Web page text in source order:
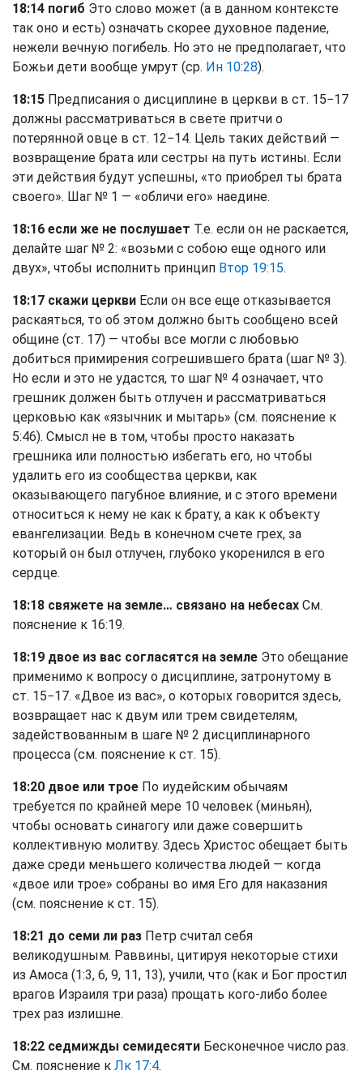
18:14 погиб Это слово может (а в данном контексте
так оно и есть) означать скорее духовное падение,
нежели вечную погибель. Но это не предполагает, что
Божьи дети вообще умрут (ср. Ин 10:28).
18:15 Предписания о дисциплине в церкви в ст. 15−17
должны рассматриваться в свете притчи о
потерянной овце в ст. 12−14. Цель таких действий —
возвращение брата или сестры на путь истины. Если
эти действия будут успешны, «то приобрел ты брата
своего». Шаг № 1 — «обличи его» наедине.
18:16 если же не послушает Т.е. если он не раскается,
делайте шаг № 2: «возьми с собою еще одного или
двух», чтобы исполнить принцип Втор 19:15.
18:17 скажи церкви Если он все еще отказывается
раскаяться, то об этом должно быть сообщено всей
общине (ст. 17) — чтобы все могли с любовью
добиться примирения согрешившего брата (шаг № 3).
Но если и это не удастся, то шаг № 4 означает, что
грешник должен быть отлучен и рассматриваться
церковью как «язычник и мытарь» (см. пояснение к
5:46). Смысл не в том, чтобы просто наказать
грешника или полностью избегать его, но чтобы
удалить его из сообщества церкви, как
оказывающего пагубное влияние, и с этого времени
относиться к нему не как к брату, а как к объекту
евангелизации. Ведь в конечном счете грех, за
который он был отлучен, глубоко укоренился в его
сердце.
18:18 свяжете на земле… связано на небесах См.
пояснение к 16:19.
18:19 двое из вас согласятся на земле Это обещание
применимо к вопросу о дисциплине, затронутому в
ст. 15−17. «Двое из вас», о которых говорится здесь,
возвращает нас к двум или трем свидетелям,
задействованным в шаге № 2 дисциплинарного
процесса (см. пояснение к ст. 15).
18:20 двое или трое По иудейским обычаям
требуется по крайней мере 10 человек (миньян),
чтобы основать синагогу или даже совершить
коллективную молитву. Здесь Христос обещает быть
даже среди меньшего количества людей — когда
«двое или трое» собраны во имя Его для наказания
(см. пояснение к ст. 15).
18:21 до семи ли раз Петр считал себя
великодушным. Раввины, цитируя некоторые стихи
из Амоса (1:3, 6, 9, 11, 13), учили, что (как и Бог простил
врагов Израиля три раза) прощать кого-либо более
трех раз излишне.
18:22 седмижды семидесяти Бесконечное число раз.
См. пояснение к Лк 17:4.